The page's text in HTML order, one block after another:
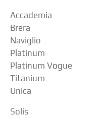
Accademia
Brera
Naviglio
Platinum
Platinum Vogue
Titanium
Unica
Solis